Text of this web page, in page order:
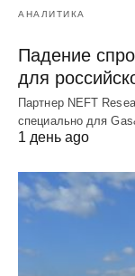
АНАЛИТИКА
Падение
для
Партнер NEFT
специально для
1 день ago